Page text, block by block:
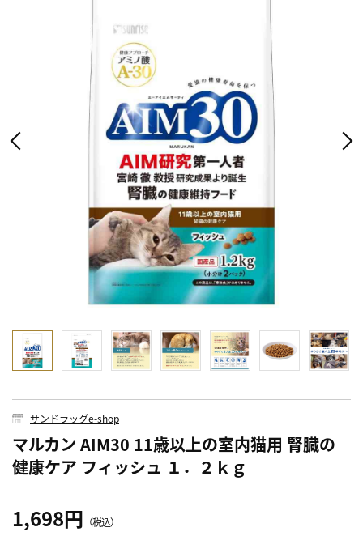
サンドラッグe-shop
マルカン AIM30 11歳以上の室内猫用 腎臓の
健康ケア フィッシュ １．２ｋｇ
1,698円 （税込）